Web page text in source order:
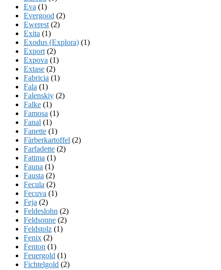
Eva (1)
Evergood (2)
Ewerest (2)
Exita (1)
Exodus (Explora) (1)
Export (2)
Expova (1)
Extase (2)
Fabricia (1)
Fala (1)
Falenskiy (2)
Falke (1)
Famosa (1)
Fanal (1)
Fanette (1)
Färberkartoffel (2)
Farfadette (2)
Fatima (1)
Fauna (1)
Fausta (2)
Fecula (2)
Fecuva (1)
Feja (2)
Feldeslohn (2)
Feldsonne (2)
Feldstolz (1)
Fenix (2)
Fenton (1)
Feuergold (1)
Fichtelgold (2)